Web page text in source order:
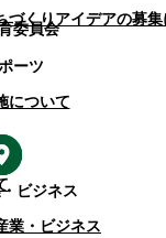
委員会
ーツ
ビジネス
業・ビジネス
づくりアイデアの募
について